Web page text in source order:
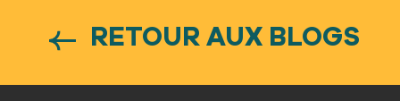
RETOUR AUX BLOGS